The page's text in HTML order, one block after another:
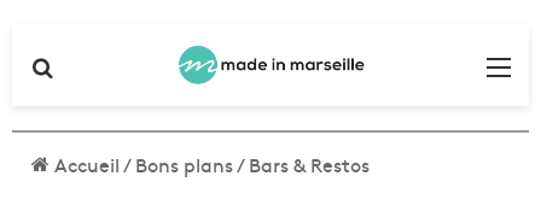
Accueil/Bons plans/Bars & Restos